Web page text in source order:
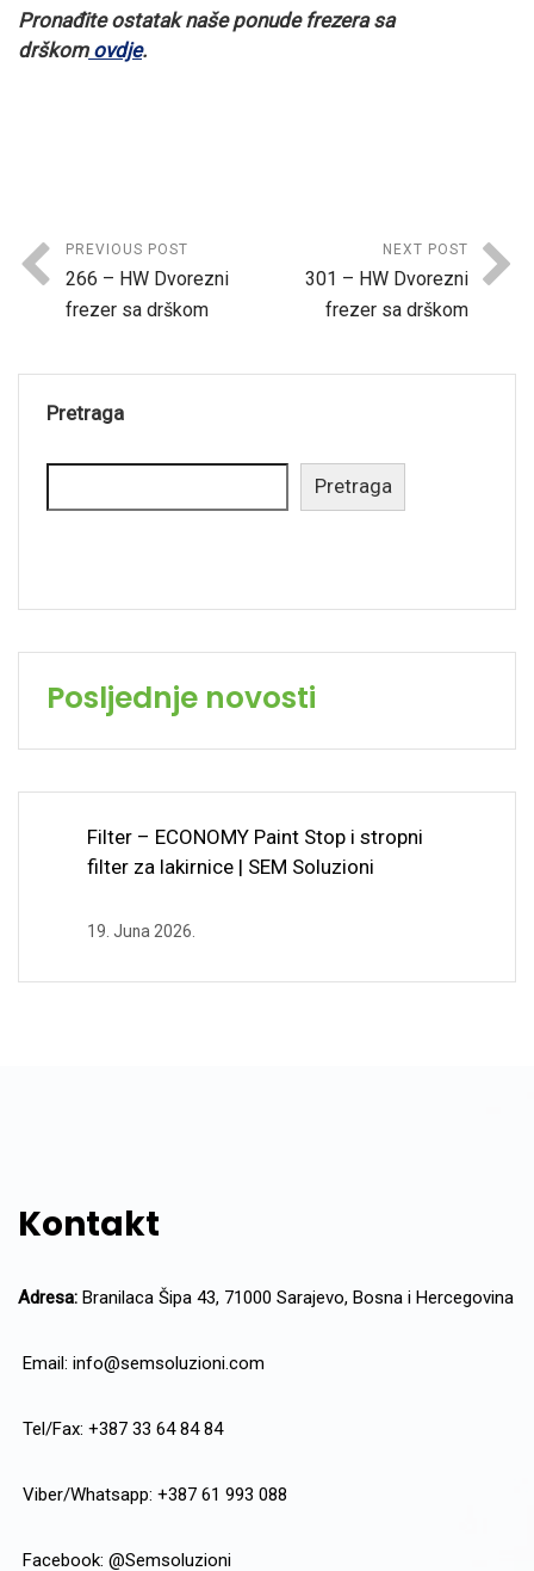
Pronađite ostatak naše ponudefrezera sa
drškomovdje.
PREVIOUS POST
266 – HW Dvorezni
frezer sa drškom
NEXT POST
301 – HW Dvorezni
frezer sa drškom
Pretraga
Pretraga
Posljednje novosti
Filter – ECONOMY Paint Stop i stropni
filter za lakirnice | SEM Soluzioni
19. Juna 2026.
Kontakt
Adresa: Branilaca Šipa 43, 71000 Sarajevo, Bosna i Hercegovina
Email: info@semsoluzioni.com
Tel/Fax: +387 33 64 84 84
Viber/Whatsapp: +387 61 993 088
Facebook: @Semsoluzioni